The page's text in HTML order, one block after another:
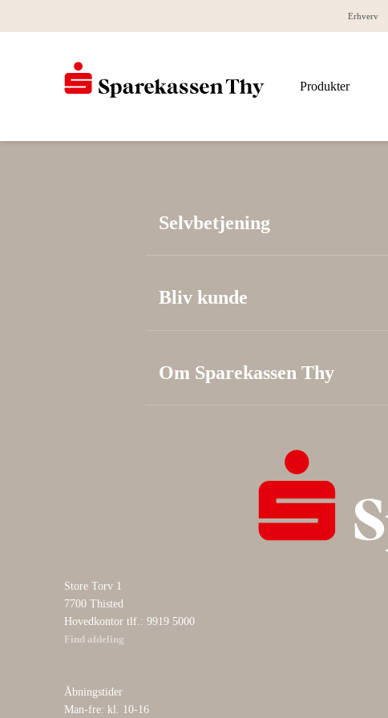
Erhverv
Produkter
Selvbetjening
Bliv kunde
Om Sparekassen Thy
Store Torv 1
7700 Thisted
Hovedkontor tlf.: 9919 5000
Find afdeling
Åbningstider
Man-fre: kl. 10-16